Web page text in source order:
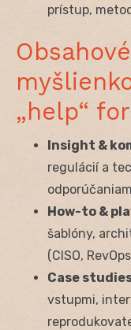
prístup,
„help“
Insight &
regulácií a
How-to &
šablóny,
(CISO,
Case
vstupmi,